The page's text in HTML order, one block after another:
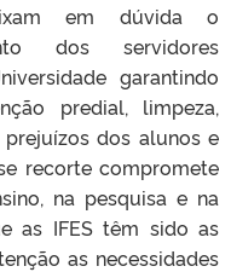
em dúvida o
dos servidores
garantindo
predial, limpeza,
dos alunos e
recorte compromete
na pesquisa e na
as IFES têm sido as
as necessidades